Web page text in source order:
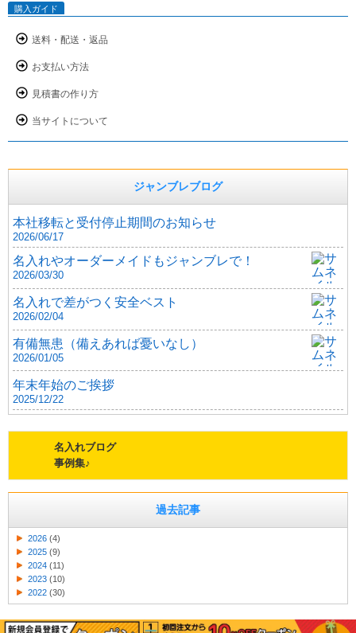
購入ガイド
送料・配送・返品
お支払い方法
見積書の作り方
当サイトについて
ジャンブレブログ
本社移転と受付停止期間のお知らせ
2026/06/17
名入れやオーダーメイドもジャンブレで！
2026/03/30
名入れで差がつく安全ベスト
2026/02/04
有備無患（備えあれば憂いなし）
2026/01/05
年末年始のご挨拶
2025/12/22
名入れブログ
事例集♪
過去記事
2026 (4)
2025 (9)
2024 (11)
2023 (10)
2022 (30)